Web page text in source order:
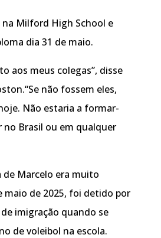
Milford High School e
dia 31 de maio.
aos meus colegas”, disse
não fossem eles,
Não estaria a formar-
no Brasil ou em qualquer
de Marcelo era muito
maio de 2025, foi detido por
imigração quando se
de voleibol na escola.